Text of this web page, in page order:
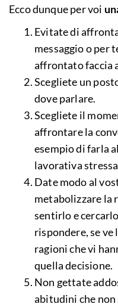
Ecco dunque per voi
Evitate di
messaggio o per
affrontato faccia
Scegliete un
dove parlare.
Scegliete il
affrontare la
esempio di farla
lavorativa
Date modo al
metabolizzare la
sentirlo e
rispondere, se ve
ragioni che vi
quella decisione.
Non gettate
abitudini che